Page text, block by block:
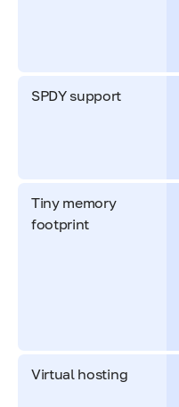
SPDY support
Tiny memory
footprint
Virtual hosting